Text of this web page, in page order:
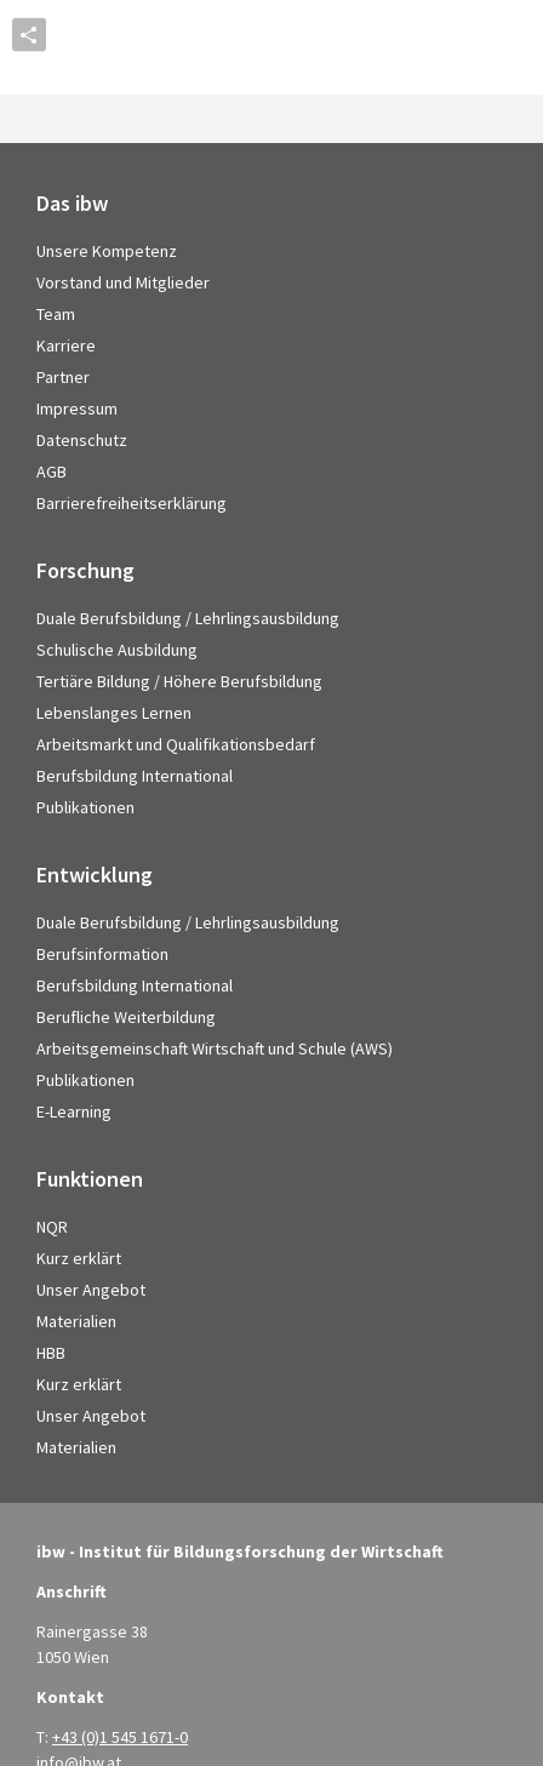
Das ibw
Unsere Kompetenz
Vorstand und Mitglieder
Team
Karriere
Partner
Impressum
Datenschutz
AGB
Barrierefreiheitserklärung
Forschung
Duale Berufsbildung / Lehrlingsausbildung
Schulische Ausbildung
Tertiäre Bildung / Höhere Berufsbildung
Lebenslanges Lernen
Arbeitsmarkt und Qualifikationsbedarf
Berufsbildung International
Publikationen
Entwicklung
Duale Berufsbildung / Lehrlingsausbildung
Berufsinformation
Berufsbildung International
Berufliche Weiterbildung
Arbeitsgemeinschaft Wirtschaft und Schule (AWS)
Publikationen
E-Learning
Funktionen
NQR
Kurz erklärt
Unser Angebot
Materialien
HBB
Kurz erklärt
Unser Angebot
Materialien
ibw - Institut für Bildungsforschung der Wirtschaft
Anschrift
Rainergasse 38
1050 Wien
Kontakt
T: +43 (0)1 545 1671-0